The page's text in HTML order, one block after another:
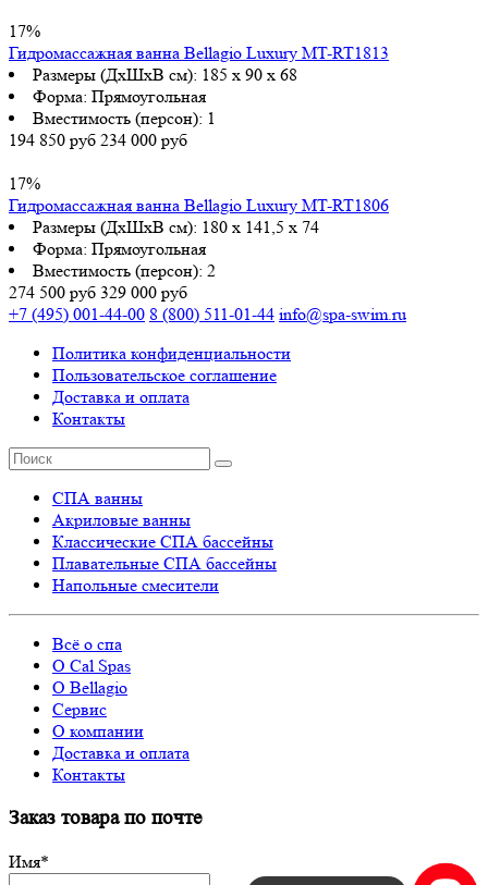
17%
Гидромассажная ванна Bellagio Luxury MT-RT1813
Размеры (ДхШхВ см): 185 x 90 x 68
Форма: Прямоугольная
Вместимость (персон): 1
194 850 руб 234 000 руб
17%
Гидромассажная ванна Bellagio Luxury MT-RT1806
Размеры (ДхШхВ см): 180 x 141,5 x 74
Форма: Прямоугольная
Вместимость (персон): 2
274 500 руб 329 000 руб
+7 (495) 001-44-00 8 (800) 511-01-44 info@spa-swim.ru
Политика конфиденциальности
Пользовательское соглашение
Доставка и оплата
Контакты
СПА ванны
Акриловые ванны
Классические СПА бассейны
Плавательные СПА бассейны
Напольные смесители
Всё о спа
О Cal Spas
О Bellagio
Сервис
О компании
Доставка и оплата
Контакты
Заказ товара по почте
Имя*